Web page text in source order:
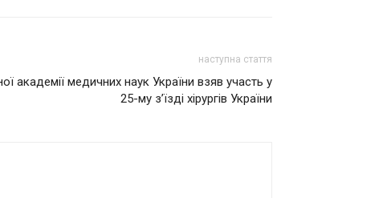
наступна стаття
академії медичних наук України взяв участь у
25-му з’їзді хірургів України